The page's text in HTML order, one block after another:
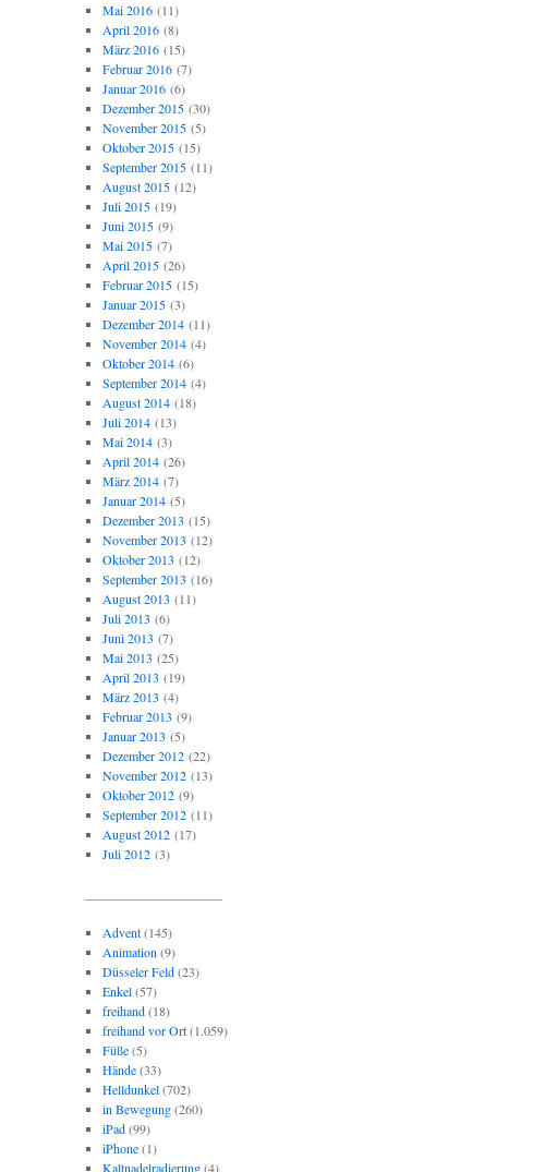
Mai 2016(11)
April 2016(8)
März 2016(15)
Februar 2016(7)
Januar 2016(6)
Dezember 2015(30)
November 2015(5)
Oktober 2015(15)
September 2015(11)
August 2015(12)
Juli 2015(19)
Juni 2015(9)
Mai 2015(7)
April 2015(26)
Februar 2015(15)
Januar 2015(3)
Dezember 2014(11)
November 2014(4)
Oktober 2014(6)
September 2014(4)
August 2014(18)
Juli 2014(13)
Mai 2014(3)
April 2014(26)
März 2014(7)
Januar 2014(5)
Dezember 2013 (15)
November 2013 (12)
Oktober 2013 (12)
September 2013 (16)
August 2013 (11)
Juli 2013 (6)
Juni 2013 (7)
Mai 2013 (25)
April 2013 (19)
März 2013 (4)
Februar 2013 (9)
Januar 2013 (5)
Dezember 2012(22)
November 2012(13)
Oktober 2012(9)
September 2012(11)
August 2012(17)
Juli 2012(3)
Advent(145)
Animation (9)
Düsseler Feld(23)
Enkel(57)
freihand(18)
freihand vor Ort(1.059)
Füße(5)
Hände(33)
Helldunkel(702)
in Bewegung(260)
iPad(99)
iPhone(1)
Kaltnadelradierung(4)